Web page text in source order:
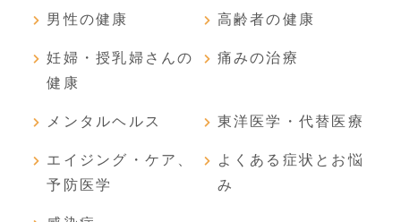
男性の健康 高齢者の健康
妊婦・授乳婦さんの
健康
痛みの治療
メンタルヘルス 東洋医学・代替医療
エイジング・ケア、
予防医学
よくある症状とお悩
み